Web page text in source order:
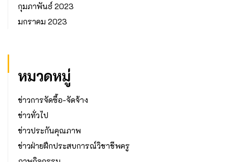
กุมภาพันธ์ 2023
มกราคม 2023
หมวดหมู่
ข่าวการจัดซื้อ-จัดจ้าง
ข่าวทั่วไป
ข่าวประกันคุณภาพ
ข่าวฝ่ายฝึกประสบการณ์วิชาชีพครู